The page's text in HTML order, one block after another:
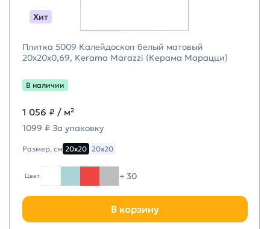
Хит
Плитка 5009 Калейдоскоп белый матовый
20x20x0,69, Kerama Marazzi (Керама Марацци)
В наличии
1 056 ₽ / м²
1099 ₽ За упаковку
Размер, см 20х20 20х20
Цвет + 30
В корзину